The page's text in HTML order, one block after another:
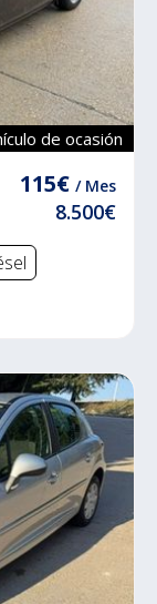
de ocasión
115€ / Mes
8.500€